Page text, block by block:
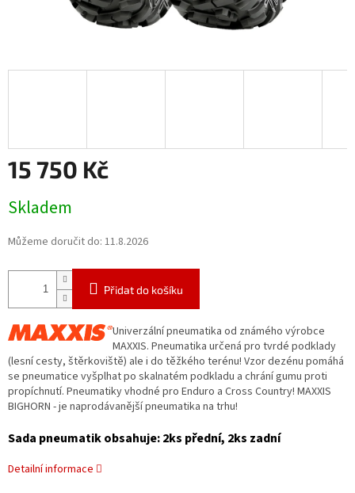
15 750 Kč
cena:
Skladem
Můžeme doručit do: 11.8.2026
Přidat do košíku
Univerzální pneumatika od známého výrobce
MAXXIS. Pneumatika určená pro tvrdé podklady
(lesní cesty, štěrkoviště) ale i do těžkého terénu! Vzor dezénu pomáhá
se pneumatice vyšplhat po skalnatém podkladu a chrání gumu proti
propíchnutí. Pneumatiky vhodné pro Enduro a Cross Country! MAXXIS
BIGHORN - je naprodávanější pneumatika na trhu!
Sada pneumatik obsahuje: 2ks přední, 2ks zadní
Detailní informace